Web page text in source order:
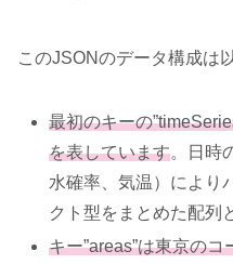
このJSONのデータ構成は
最初のキーの
を表しています。日時
水確率、気温）により
クト型をまとめた配列
キー”areas”は東京の